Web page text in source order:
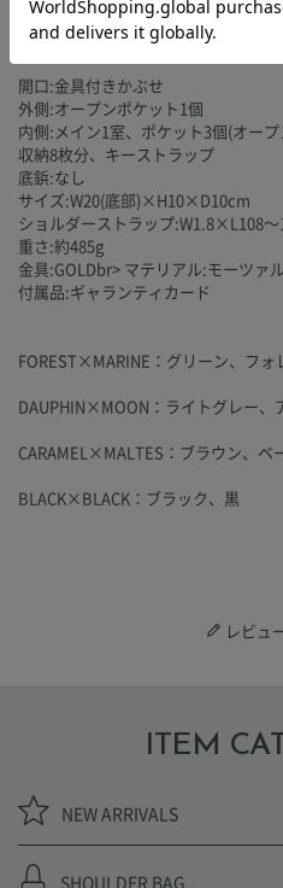
サイズ・商品詳細
開口:金具付きかぶせ
外側:オープンポケット1個
内側:メイン1室、ポケット3個(オー
収納8枚分、キーストラップ
底鋲:なし
サイズ:W20(底部)×H10×D10cm
ショルダーストラップ:W1.8×L108
重さ:約485g
金具:GOLDbr> マテリアル:モーツァ
付属品:ギャランティカード
FOREST×MARINE：グリーン、フォ
DAUPHIN×MOON：ライトグレー、
CARAMEL×MALTES：ブラウン、ベ
BLACK×BLACK：ブラック、黒
レビュ
ITEM
NEW ARRIVALS
SHOULDER BAG